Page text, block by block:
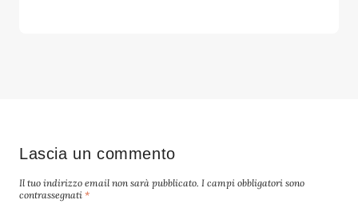
Lascia un commento
Il tuo indirizzo email non sarà pubblicato. I campi obbligatori sono
contrassegnati *